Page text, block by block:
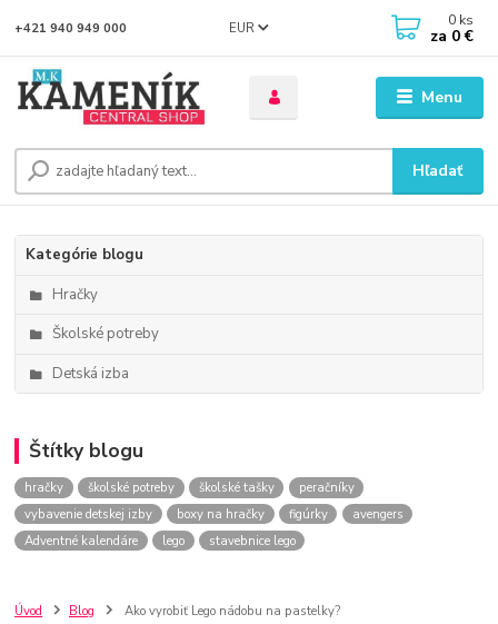
Menu
EUR
Hľadať
+421 940 949 000 0 ks
za 0 €
Kategórie blogu
Hračky
Školské potreby
Detská izba
Štítky blogu
hračky školské potreby školské tašky
peračníky
vybavenie detskej izby
boxy na hračky figúrky
avengers
Adventné kalendáre
lego stavebnice lego
Úvod Blog Ako vyrobiť Lego nádobu na pastelky?